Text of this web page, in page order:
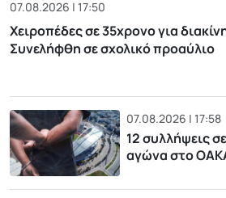
07.08.2026 | 17:50
Χειροπέδες σε 35χρονο για
Συνελήφθη σε σχολικό προαύλιο
07.08.2026 | 17:58
12 συλλήψεις
αγώνα στο